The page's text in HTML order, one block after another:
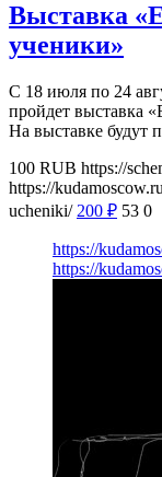
Выставка
ученики»
С 18 июля по 24
пройдет выставка
На выставке будут
100 RUB https://
https://
ucheniki/ 200 ₽ 53 0
https://
https://